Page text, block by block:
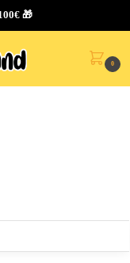
🎁
0